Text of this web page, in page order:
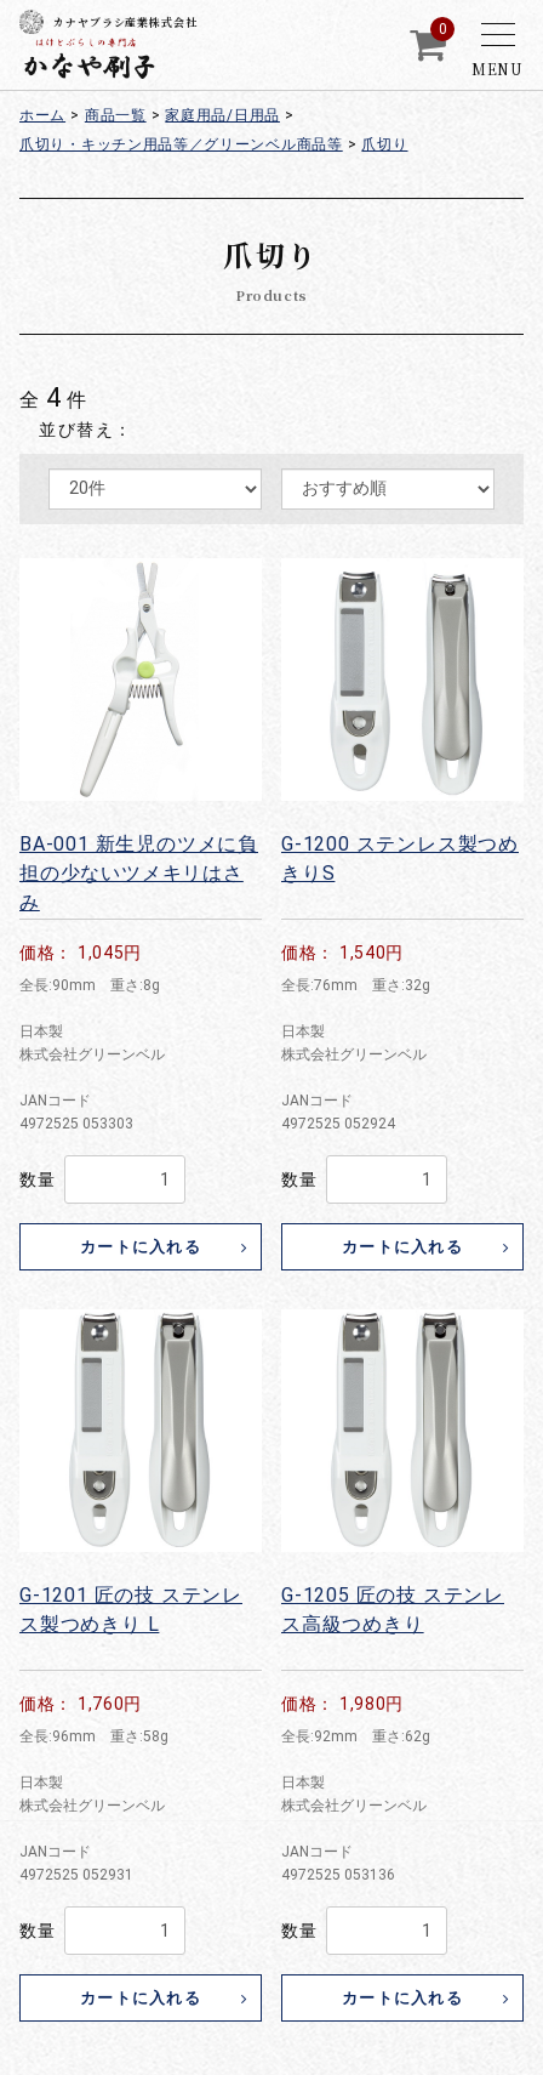
MENU
カナヤブラシ産業株式会社 0
ホーム > 商品一覧 > 家庭用品/日用品 >
爪切り・キッチン用品等／グリーンベル商品等 > 爪切り
爪切り
Products
全 4 件
並び替え：
BA-001 新生児のツメに負
担の少ないツメキリはさ
み
価格： 1,045円
全長:90mm 重さ:8g
日本製
株式会社グリーンベル
JANコード
4972525 053303
数量
カートに入れる
G-1200 ステンレス製つめ
きりS
価格： 1,540円
全長:76mm 重さ:32g
日本製
株式会社グリーンベル
JANコード
4972525 052924
数量
カートに入れる
G-1201 匠の技 ステンレ
ス製つめきり L
価格： 1,760円
全長:96mm 重さ:58g
日本製
株式会社グリーンベル
JANコード
4972525 052931
数量
カートに入れる
G-1205 匠の技 ステンレ
ス高級つめきり
価格： 1,980円
全長:92mm 重さ:62g
日本製
株式会社グリーンベル
JANコード
4972525 053136
数量
カートに入れる